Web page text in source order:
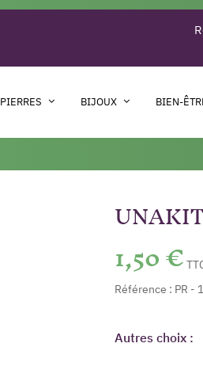
PIERRES BIJOUX BIEN-
1,50 €
Référence : PR -
Autres choix :